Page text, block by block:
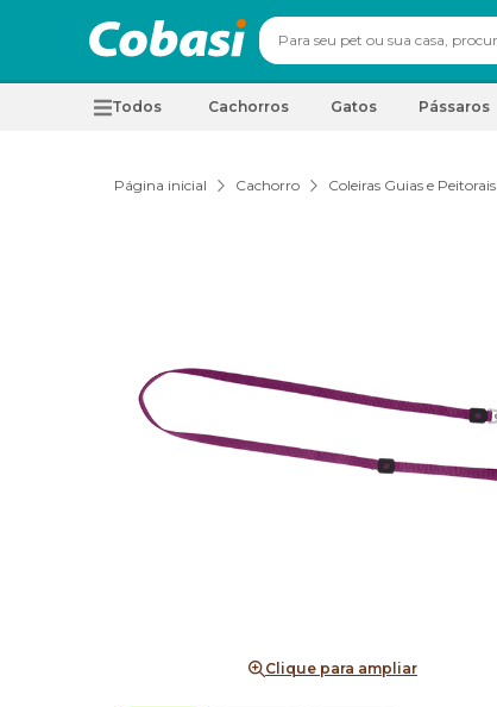
Todos Cachorros Gatos Pássaros
Página inicial Cachorro Coleiras Guias e Peitorais
Clique para ampliar